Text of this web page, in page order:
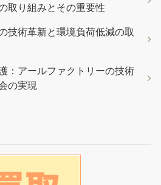
取り組みとその重要性
技術革新と環境負荷低減の取
：アールファクトリーの技術
の実現